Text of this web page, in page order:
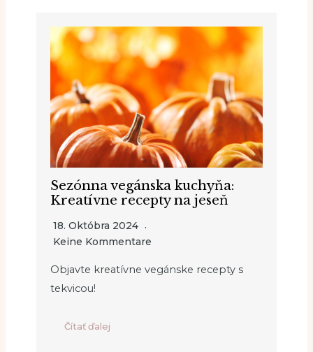
Sezónna vegánska kuchyňa:
Kreatívne recepty na jeseň
18. Októbra 2024
Keine Kommentare
Objavte kreatívne vegánske recepty s
tekvicou!
Čítať ďalej